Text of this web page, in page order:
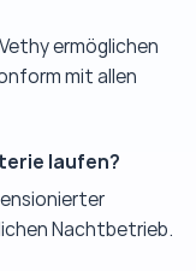
ermöglichen
mit allen
laufen?
Nachtbetrieb.